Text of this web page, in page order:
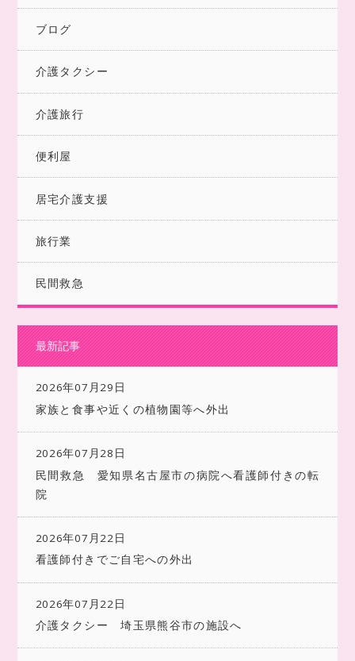
ブログ
介護タクシー
介護旅行
便利屋
居宅介護支援
旅行業
民間救急
最新記事
2026年07月29日
家族と食事や近くの植物園等へ外出
2026年07月28日
民間救急 愛知県名古屋市の病院へ看護師付きの転
院
2026年07月22日
看護師付きでご自宅への外出
2026年07月22日
介護タクシー 埼玉県熊谷市の施設へ